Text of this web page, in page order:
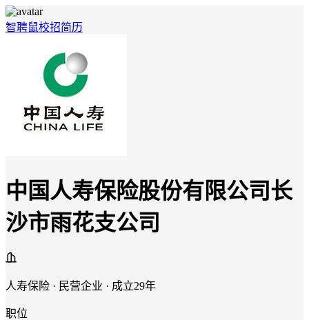
智聘鼠校招简历
中国人寿保险股份有限公司长
沙市雨花支公司
人寿保险 · 民营企业 · 成立29年
职位